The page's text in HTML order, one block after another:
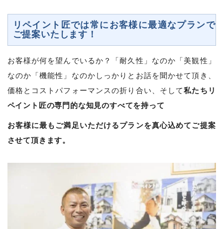
リペイント匠では常にお客様に最適なプランで
ご提案いたします！
お客様が何を望んでいるか？「耐久性」なのか「美観性」
なのか「機能性」なのかしっかりとお話を聞かせて頂き、
価格とコストパフォーマンスの折り合い、そして私たちリ
ペイント匠の専門的な知見のすべてを持って
お客様に最もご満足いただけるプランを真心込めてご提案
させて頂きます。